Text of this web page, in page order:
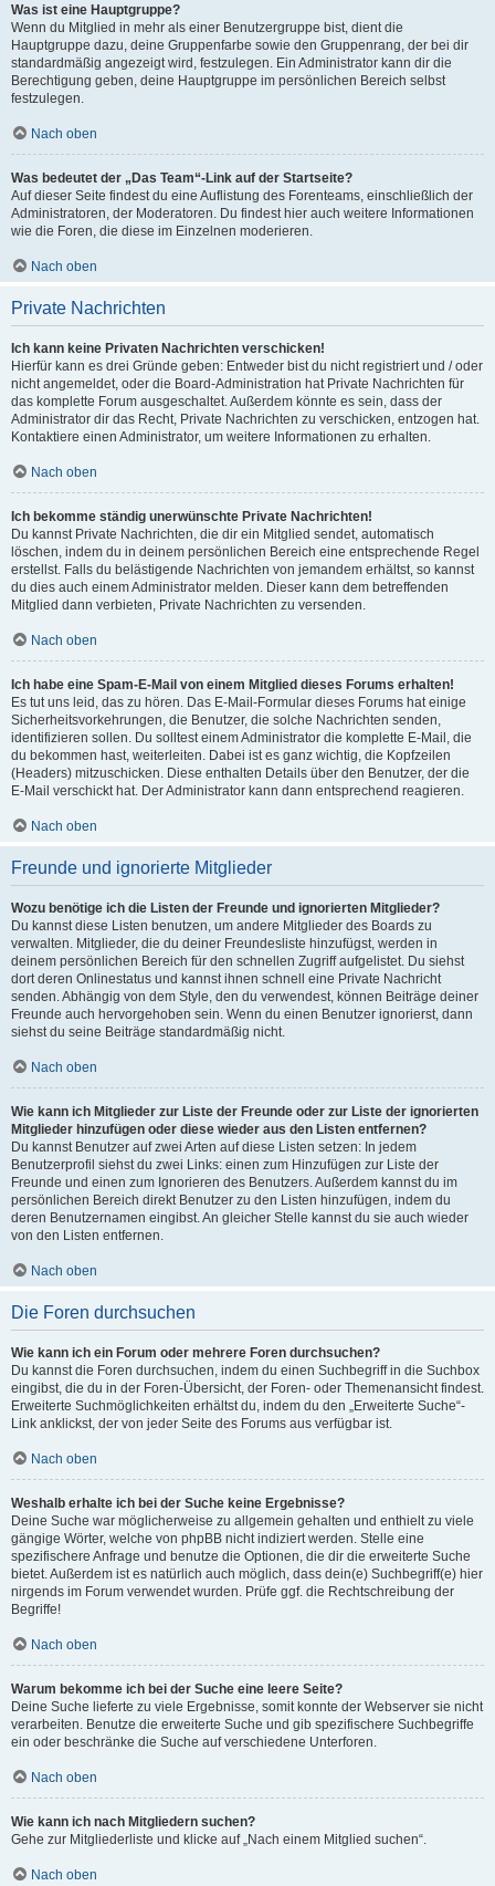
Was ist eine Hauptgruppe?
Wenn du Mitglied in mehr als einer Benutzergruppe bist, dient die
Hauptgruppe dazu, deine Gruppenfarbe sowie den Gruppenrang, der bei dir
standardmäßig angezeigt wird, festzulegen. Ein Administrator kann dir die
Berechtigung geben, deine Hauptgruppe im persönlichen Bereich selbst
festzulegen.
Nach oben
Was bedeutet der „Das Team“-Link auf der Startseite?
Auf dieser Seite findest du eine Auflistung des Forenteams, einschließlich der
Administratoren, der Moderatoren. Du findest hier auch weitere Informationen
wie die Foren, die diese im Einzelnen moderieren.
Nach oben
Private Nachrichten
Ich kann keine Privaten Nachrichten verschicken!
Hierfür kann es drei Gründe geben: Entweder bist du nicht registriert und / oder
nicht angemeldet, oder die Board-Administration hat Private Nachrichten für
das komplette Forum ausgeschaltet. Außerdem könnte es sein, dass der
Administrator dir das Recht, Private Nachrichten zu verschicken, entzogen hat.
Kontaktiere einen Administrator, um weitere Informationen zu erhalten.
Nach oben
Ich bekomme ständig unerwünschte Private Nachrichten!
Du kannst Private Nachrichten, die dir ein Mitglied sendet, automatisch
löschen, indem du in deinem persönlichen Bereich eine entsprechende Regel
erstellst. Falls du belästigende Nachrichten von jemandem erhältst, so kannst
du dies auch einem Administrator melden. Dieser kann dem betreffenden
Mitglied dann verbieten, Private Nachrichten zu versenden.
Nach oben
Ich habe eine Spam-E-Mail von einem Mitglied dieses Forums erhalten!
Es tut uns leid, das zu hören. Das E-Mail-Formular dieses Forums hat einige
Sicherheitsvorkehrungen, die Benutzer, die solche Nachrichten senden,
identifizieren sollen. Du solltest einem Administrator die komplette E-Mail, die
du bekommen hast, weiterleiten. Dabei ist es ganz wichtig, die Kopfzeilen
(Headers) mitzuschicken. Diese enthalten Details über den Benutzer, der die
E-Mail verschickt hat. Der Administrator kann dann entsprechend reagieren.
Nach oben
Freunde und ignorierte Mitglieder
Wozu benötige ich die Listen der Freunde und ignorierten Mitglieder?
Du kannst diese Listen benutzen, um andere Mitglieder des Boards zu
verwalten. Mitglieder, die du deiner Freundesliste hinzufügst, werden in
deinem persönlichen Bereich für den schnellen Zugriff aufgelistet. Du siehst
dort deren Onlinestatus und kannst ihnen schnell eine Private Nachricht
senden. Abhängig von dem Style, den du verwendest, können Beiträge deiner
Freunde auch hervorgehoben sein. Wenn du einen Benutzer ignorierst, dann
siehst du seine Beiträge standardmäßig nicht.
Nach oben
Wie kann ich Mitglieder zur Liste der Freunde oder zur Liste der ignorierten
Mitglieder hinzufügen oder diese wieder aus den Listen entfernen?
Du kannst Benutzer auf zwei Arten auf diese Listen setzen: In jedem
Benutzerprofil siehst du zwei Links: einen zum Hinzufügen zur Liste der
Freunde und einen zum Ignorieren des Benutzers. Außerdem kannst du im
persönlichen Bereich direkt Benutzer zu den Listen hinzufügen, indem du
deren Benutzernamen eingibst. An gleicher Stelle kannst du sie auch wieder
von den Listen entfernen.
Nach oben
Die Foren durchsuchen
Wie kann ich ein Forum oder mehrere Foren durchsuchen?
Du kannst die Foren durchsuchen, indem du einen Suchbegriff in die Suchbox
eingibst, die du in der Foren-Übersicht, der Foren- oder Themenansicht findest.
Erweiterte Suchmöglichkeiten erhältst du, indem du den „Erweiterte Suche“-
Link anklickst, der von jeder Seite des Forums aus verfügbar ist.
Nach oben
Weshalb erhalte ich bei der Suche keine Ergebnisse?
Deine Suche war möglicherweise zu allgemein gehalten und enthielt zu viele
gängige Wörter, welche von phpBB nicht indiziert werden. Stelle eine
spezifischere Anfrage und benutze die Optionen, die dir die erweiterte Suche
bietet. Außerdem ist es natürlich auch möglich, dass dein(e) Suchbegriff(e) hier
nirgends im Forum verwendet wurden. Prüfe ggf. die Rechtschreibung der
Begriffe!
Nach oben
Warum bekomme ich bei der Suche eine leere Seite?
Deine Suche lieferte zu viele Ergebnisse, somit konnte der Webserver sie nicht
verarbeiten. Benutze die erweiterte Suche und gib spezifischere Suchbegriffe
ein oder beschränke die Suche auf verschiedene Unterforen.
Nach oben
Wie kann ich nach Mitgliedern suchen?
Gehe zur Mitgliederliste und klicke auf „Nach einem Mitglied suchen“.
Nach oben